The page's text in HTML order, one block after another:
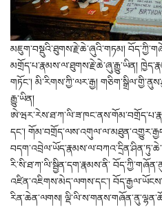
མཇུག་བསྡུའི་ཐུགས་རྗེ་ཆེ་ཞུའི་གཏམ།
མགྲོད་པ་རྣམས་ལ་ཐུགས་རྗེ་ཆེ་ཞུ་རྒྱུ་ཡིན།
གཏོང་། མི་རིགས་ཀྱི་ལར་རྒྱ།
རྒྱུ་ཡིན།
དང་།
རི་སི་ཐ་ཀ་ལི་སྦྱིན་དག་རྣམས་ནི་
འཛིན་འཇིགས་མེད་ལགས་དང་།
རིན་ཆེན་ལགས།